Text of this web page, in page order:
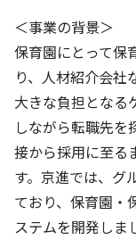
＜事業の背景＞
保育園にとって保
り、人材紹介会社
大きな負担となる
しながら転職先を
接から採用に至る
す。京進では、グ
ており、保育園・
ステムを開発しま